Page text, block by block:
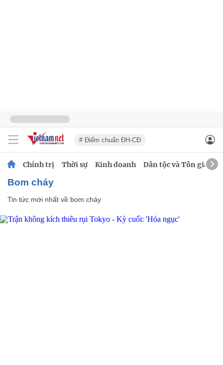
# Điểm chuẩn ĐH-CĐ
Chính trị Thời sự Kinh doanh Dân tộc và Tôn giáo
bom cháy
Tin tức mới nhất về bom cháy